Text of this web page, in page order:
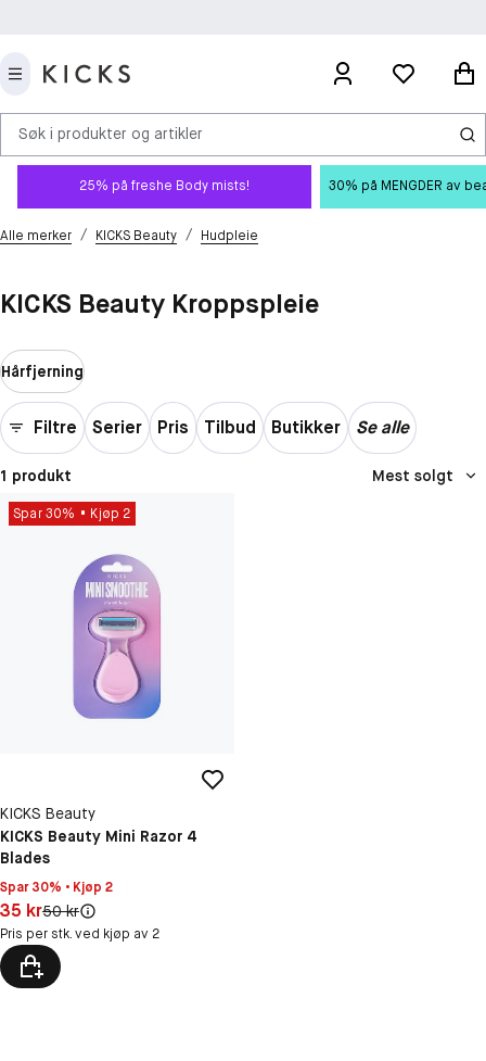
Søk i produkter og artikler
25% på freshe Body mists! 30% på MENGDER av
Alle merker / KICKS Beauty / Hudpleie
KICKS Beauty Kroppspleie
Hårfjerning
Filtre Serier Pris Tilbud Butikker Se alle
1 produkt Mest solgt
Spar 30% Kjøp 2
KICKS Beauty
KICKS Beauty Mini Razor 4
Blades
Spar 30% • Kjøp 2
Pris: 35 kr
35 krOriginal pris:
50 kr
Pris per stk. ved kjøp av 2